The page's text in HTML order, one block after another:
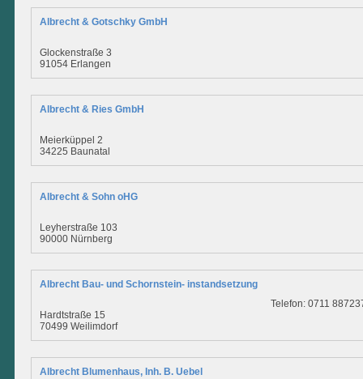
Albrecht & Gotschky GmbH
Glockenstraße 3
91054 Erlangen
Albrecht & Ries GmbH
Meierküppel 2
34225 Baunatal
Albrecht & Sohn oHG
Leyherstraße 103
90000 Nürnberg
Albrecht Bau- und Schornstein- instandsetzung
Hardtstraße 15
70499 Weilimdorf
Telefon: 0711
Albrecht Blumenhaus, Inh. B. Uebel